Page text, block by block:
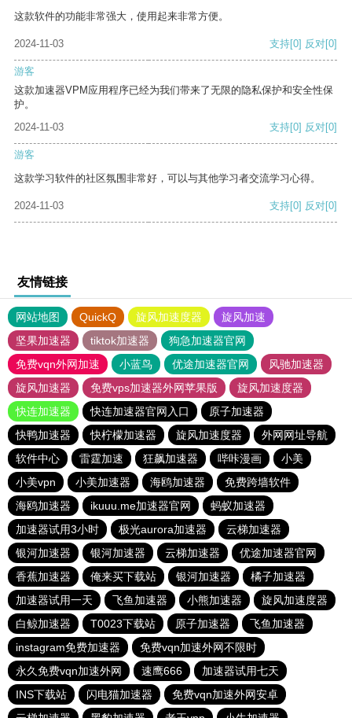
这款软件的功能非常强大，使用起来非常方便。
2024-11-03 支持[0] 反对[0]
游客
这款加速器VPM应用程序已经为我们带来了无限的隐私保护和安全性保
护。
2024-11-03
支持[0] 反对[0]
游客
这款学习软件的社区氛围非常好，可以与其他学习者交流学习心得。
2024-11-03 支持[0] 反对[0]
友情链接
网站地图 QuickQ 旋风加速度器
旋风加速
坚果加速器
tiktok加速器
狗急加速器官网
免费vqn外网加速
小蓝鸟 优途加速器官网
风驰加速器
旋风加速器
免费vps加速器外网苹果版
旋风加速度器
快连加速器
快连加速器官网入口
原子加速器
快鸭加速器
快柠檬加速器 旋风加速度器
外网网址导航
软件中心
雷霆加速 狂飙加速器 哔咔漫画
小美
小美vpn
小美加速器 海鸥加速器
免费跨墙软件
海鸥加速器
ikuuu.me加速器官网
蚂蚁加速器
加速器试用3小时
极光aurora加速器
云梯加速器
银河加速器
银河加速器 云梯加速器
优途加速器官网
香蕉加速器
俺来买下载站 银河加速器
橘子加速器
加速器试用一天
飞鱼加速器 小熊加速器
旋风加速度器
白鲸加速器
T0023下载站 原子加速器
飞鱼加速器
instagram免费加速器
免费vqn加速外网不限时
永久免费vqn加速外网
速鹰666
加速器试用七天
INS下载站
闪电猫加速器
免费vqn加速外网安卓